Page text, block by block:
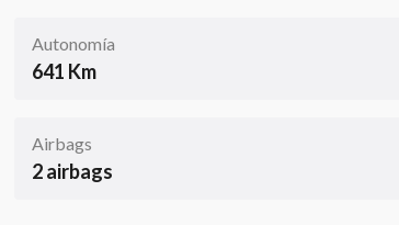
Autonomía
641 Km
Airbags
2 airbags